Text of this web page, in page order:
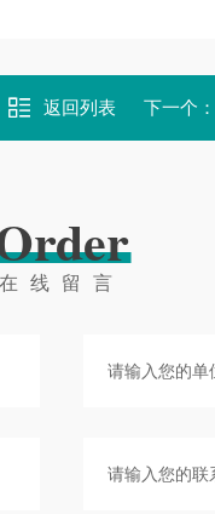
返回列表 下一个：
在线留言